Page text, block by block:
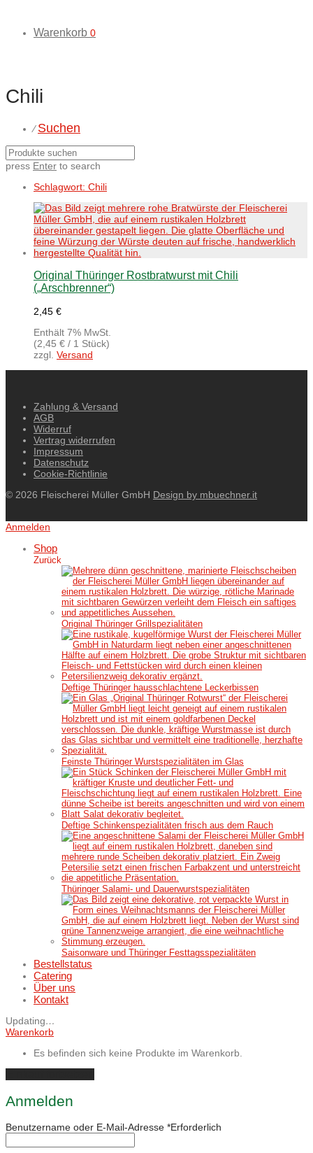
Warenkorb 0
Chili
⁄ Suchen
press Enter to search
Schlagwort: Chili
Original Thüringer Rostbratwurst mit Chili
(„Arschbrenner“)
2,45 €
Enthält 7% MwSt.
(2,45 € / 1 Stück)
zzgl. Versand
Zahlung & Versand
AGB
Widerruf
Vertrag widerrufen
Impressum
Datenschutz
Cookie-Richtlinie
© 2026 Fleischerei Müller GmbH Design by mbuechner.it
Anmelden
Shop
Zurück
Original Thüringer Grillspezialitäten
Deftige Thüringer hausschlachtene Leckerbissen
Feinste Thüringer Wurstspezialitäten im Glas
Deftige Schinkenspezialitäten frisch aus dem Rauch
Thüringer Salami- und Dauerwurstspezialitäten
Saisonware und Thüringer Festtagsspezialitäten
Bestellstatus
Catering
Über uns
Kontakt
Updating…
Warenkorb
Es befinden sich keine Produkte im Warenkorb.
Anmelden
Benutzername oder E-Mail-Adresse *Erforderlich